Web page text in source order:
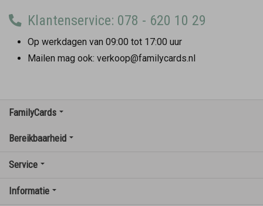
Klantenservice: 078 - 620 10 29
Op werkdagen van 09:00 tot 17:00 uur
Mailen mag ook: verkoop@familycards.nl
FamilyCards
Bereikbaarheid
Service
Informatie